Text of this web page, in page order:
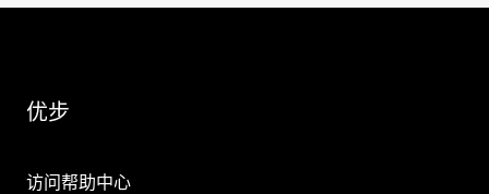
优步
访问帮助中心